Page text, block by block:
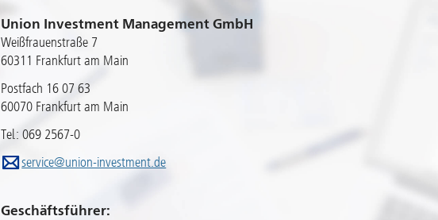
Union Investment Management GmbH
Weißfrauenstraße 7
60311 Frankfurt am Main
Postfach 16 07 63
60070 Frankfurt am Main
Tel.: 069 2567-0
service@union-investment.de
Geschäftsführer: